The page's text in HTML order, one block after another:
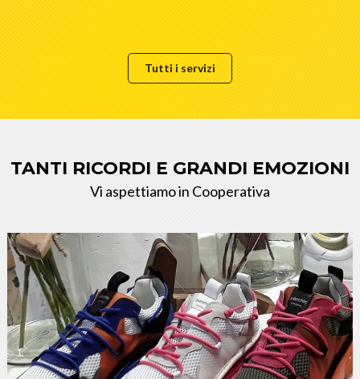
Tutti i servizi
TANTI RICORDI E GRANDI EMOZIONI
Vi aspettiamo in Cooperativa